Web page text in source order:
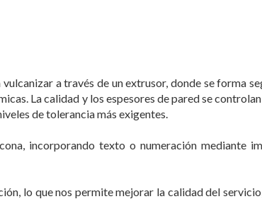
a través de un extrusor, donde se forma
La calidad y los espesores de pared se
de tolerancia más exigentes.
, incorporando texto o numeración mediante
lo que nos permite mejorar la calidad del